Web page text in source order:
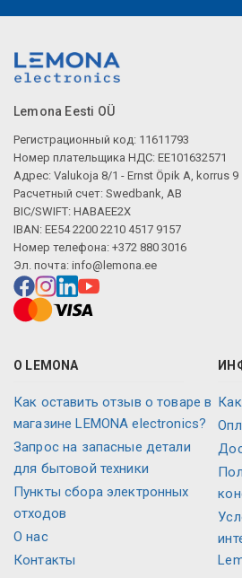
Lemona Eesti OÜ
Регистрационный код: 11611793
Номер плательщика НДС: EE101632571
Адрес: Valukoja 8/1 - Ernst Öpik A, korrus 9
Расчетный счет: Swedbank, AB
BIC/SWIFT: HABAEE2X
IBAN: EE54 2200 2210 4517 9157
Номер телефона: +372 880 3016
Эл. почта: info@lemona.ee
О LEMONA
Как оставить отзыв о товаре в
магазине LEMONA electronics?
Запрос на запасные детали
для бытовой техники
Пункты сбора электронных
отходов
О нас
Контакты